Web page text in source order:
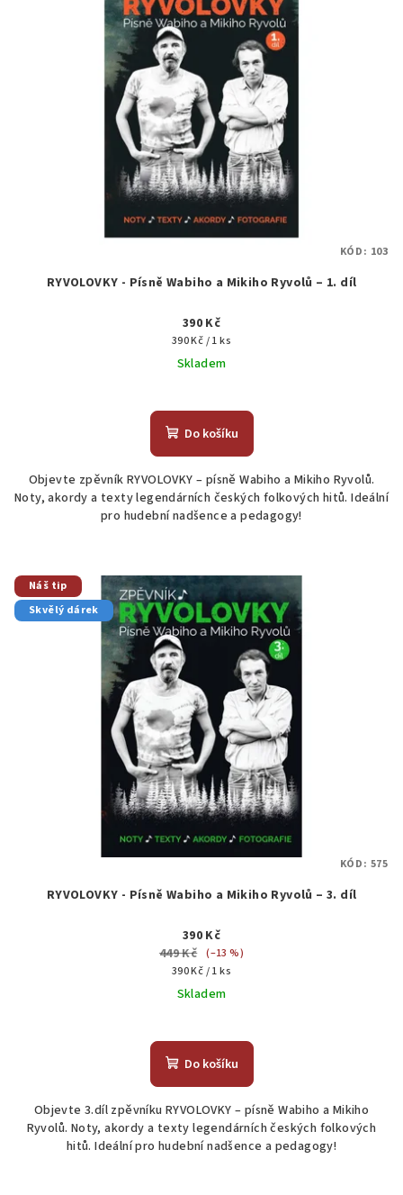
RYVOLOVKY - Písně Wabiho a Mikiho Ryvolů – 1. díl
390 Kč
Měrná
cena:
390 Kč / 1 ks
Skladem
hodnocení
produktu
z
5
hvězdiček.
Do košíku
Objevte zpěvník RYVOLOVKY – písně Wabiho a Mikiho Ryvolů.
Noty, akordy a texty legendárních českých folkových hitů. Ideální
pro hudební nadšence a pedagogy!
KÓD: 103
Náš tip
Skvělý dárek
RYVOLOVKY - Písně Wabiho a Mikiho Ryvolů – 3. díl
390 Kč
449 Kč (–13 %)
Měrná
cena:
390 Kč / 1 ks
Skladem
hodnocení
produktu
z
5
hvězdiček.
Do košíku
Objevte 3.díl zpěvníku RYVOLOVKY – písně Wabiho a Mikiho
Ryvolů. Noty, akordy a texty legendárních českých folkových
hitů. Ideální pro hudební nadšence a pedagogy!
KÓD: 575